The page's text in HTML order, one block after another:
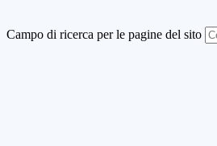
Campo di ricerca per le pagine del sito